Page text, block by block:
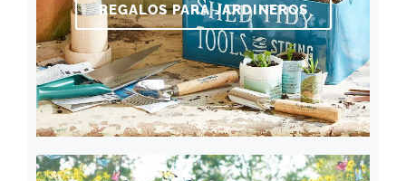
REGALOS PARA JARDINEROS